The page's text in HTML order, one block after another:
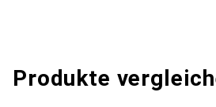
Produkte